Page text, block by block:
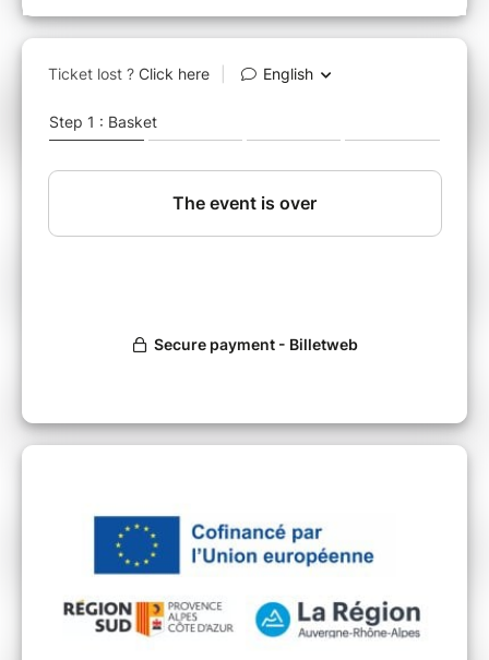
Une fois votre demande enregistrée, le
partenaire vous contactera pour vous proposer